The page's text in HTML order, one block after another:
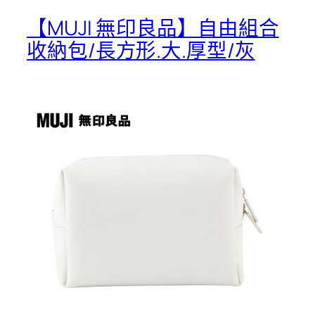
【MUJI 無印良品】自由組合
收納包/長方形.大.厚型/灰